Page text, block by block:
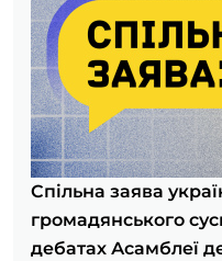
Спільна заява
громадянського
дебатах Асамблеї